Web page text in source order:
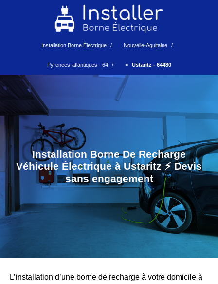
Installation Borne Électrique Nouvelle-Aquitaine
Pyrenees-atlantiques - 64 Ustaritz - 64480
Installation Borne De Recharge
Véhicule Électrique à Ustaritz ⚡️ Devis
sans engagement
L’installation d’une borne de recharge à votre domicile à